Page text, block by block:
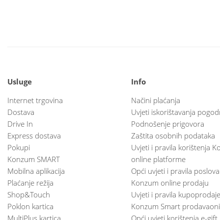
Usluge
Internet trgovina
Dostava
Drive In
Express dostava
Pokupi
Konzum SMART
Mobilna aplikacija
Plaćanje režija
Shop&Touch
Poklon kartica
MultiPlus kartica
Info
Načini plaćanja
Uvjeti iskorištavanja
Podnošenje prigovora
Zaštita osobnih podataka
Uvjeti i pravila korištenja
online platforme
Opći uvjeti i pravila
Konzum online prodaju
Uvjeti i pravila
Konzum Smart
Opći uvjeti korištenja e-gift